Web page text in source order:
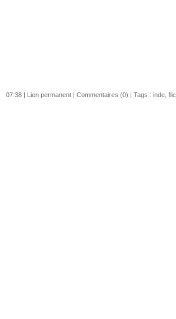
07:38 | Lien permanent Commentaires (0) | Tags : inde flic